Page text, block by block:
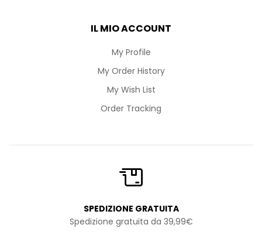
IL MIO ACCOUNT
My Profile
My Order History
My Wish List
Order Tracking
SPEDIZIONE GRATUITA
Spedizione gratuita da 39,99€